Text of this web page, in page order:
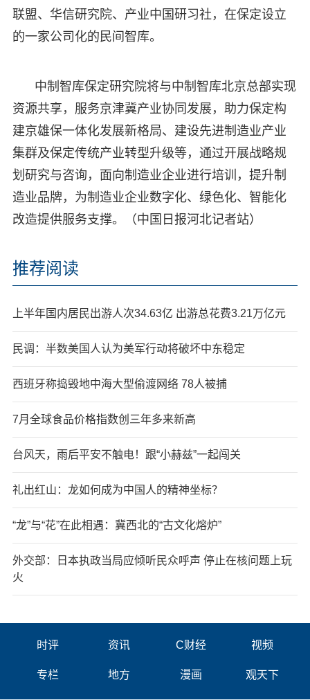
联盟、华信研究院、产业中国研习社，在保定设立
的一家公司化的民间智库。
中制智库保定研究院将与中制智库北京总部实现
资源共享，服务京津冀产业协同发展，助力保定构
建京雄保一体化发展新格局、建设先进制造业产业
集群及保定传统产业转型升级等，通过开展战略规
划研究与咨询，面向制造业企业进行培训，提升制
造业品牌，为制造业企业数字化、绿色化、智能化
改造提供服务支撑。（中国日报河北记者站）
推荐阅读
上半年国内居民出游人次34.63亿 出游总花费3.21万亿元
民调：半数美国人认为美军行动将破坏中东稳定
西班牙称捣毁地中海大型偷渡网络 78人被捕
7月全球食品价格指数创三年多来新高
台风天，雨后平安不触电！跟“小赫兹”一起闯关
礼出红山：龙如何成为中国人的精神坐标？
“龙”与“花”在此相遇：冀西北的“古文化熔炉”
外交部：日本执政当局应倾听民众呼声 停止在核问题上玩
火
时评 资讯 C财经 视频
专栏 地方 漫画 观天下